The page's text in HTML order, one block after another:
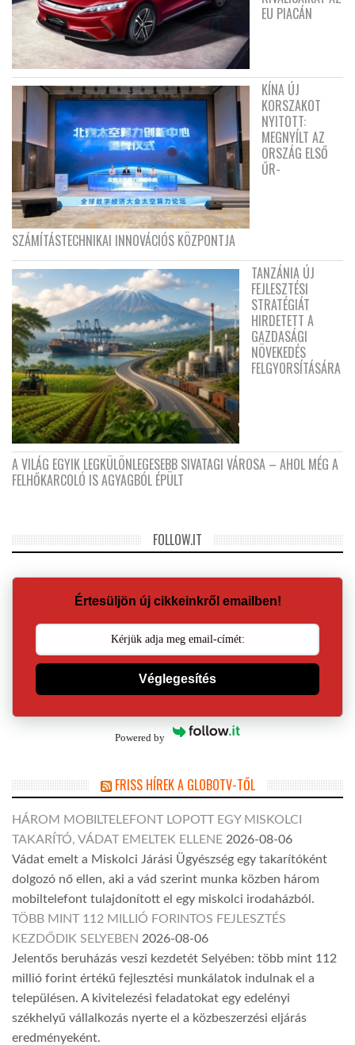
EU PIACÁN
KÍNA ÚJ
KORSZAKOT
NYITOTT:
MEGNYÍLT AZ
ORSZÁG ELSŐ
ŰR-
SZÁMÍTÁSTECHNIKAI INNOVÁCIÓS KÖZPONTJA
TANZÁNIA ÚJ
FEJLESZTÉSI
STRATÉGIÁT
HIRDETETT A
GAZDASÁGI
NÖVEKEDÉS
FELGYORSÍTÁSÁRA
A VILÁG EGYIK LEGKÜLÖNLEGESEBB SIVATAGI VÁROSA – AHOL MÉG A
FELHŐKARCOLÓ IS AGYAGBÓL ÉPÜLT
FOLLOW.IT
Értesüljön új cikkeinkről emailben!
Véglegesítés
Powered by
FRISS HÍREK A GLOBOTV-TŐL
HÁROM MOBILTELEFONT LOPOTT EGY MISKOLCI
TAKARÍTÓ, VÁDAT EMELTEK ELLENE 2026-08-06
Vádat emelt a Miskolci Járási Ügyészség egy takarítóként
dolgozó nő ellen, aki a vád szerint munka közben három
mobiltelefont tulajdonított el egy miskolci irodaházból.
TÖBB MINT 112 MILLIÓ FORINTOS FEJLESZTÉS
KEZDŐDIK SELYEBEN 2026-08-06
Jelentős beruházás veszi kezdetét Selyében: több mint 112
millió forint értékű fejlesztési munkálatok indulnak el a
településen. A kivitelezési feladatokat egy edelényi
székhelyű vállalkozás nyerte el a közbeszerzési eljárás
eredményeként.